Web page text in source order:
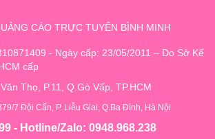
CÁO TRỰC TUYẾN BÌNH MINH
- Ngày cấp: 23/05/2011 – Do Sở Kế
cấp
Thọ, P.11, Q.Gò Vấp, TP.HCM
7 Đội Cấn, P. Liễu Giai, Q.Ba Đình, Hà Nội
- Hotline/Zalo: 0948.968.238